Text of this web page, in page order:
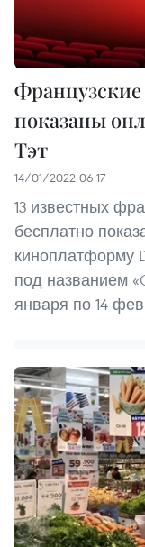
показаны
Тэт
14/01/2022 06:17
13 известных
бесплатно
киноплатформу
под названием
января по 14